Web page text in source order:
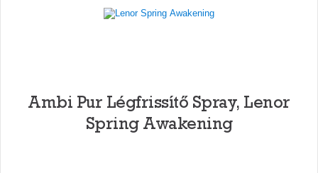
Ambi Pur Légfrissítő Spray, Lenor
Spring Awakening